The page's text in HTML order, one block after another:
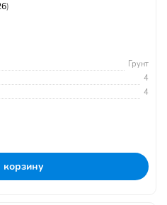
)
Грунт
4
4
корзину